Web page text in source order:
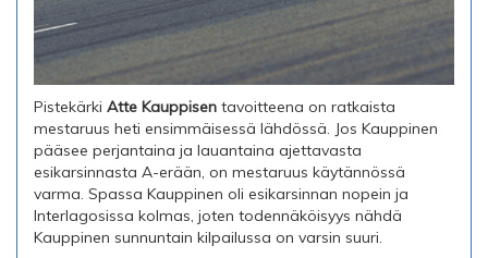
Pistekärki Atte Kauppisen tavoitteena on ratkaista
mestaruus heti ensimmäisessä lähdössä. Jos Kauppinen
pääsee perjantaina ja lauantaina ajettavasta
esikarsinnasta A-erään, on mestaruus käytännössä
varma. Spassa Kauppinen oli esikarsinnan nopein ja
Interlagosissa kolmas, joten todennäköisyys nähdä
Kauppinen sunnuntain kilpailussa on varsin suuri.